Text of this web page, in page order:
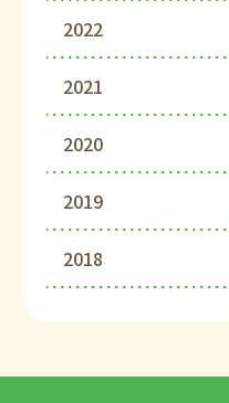
2022
2021
2020
2019
2018